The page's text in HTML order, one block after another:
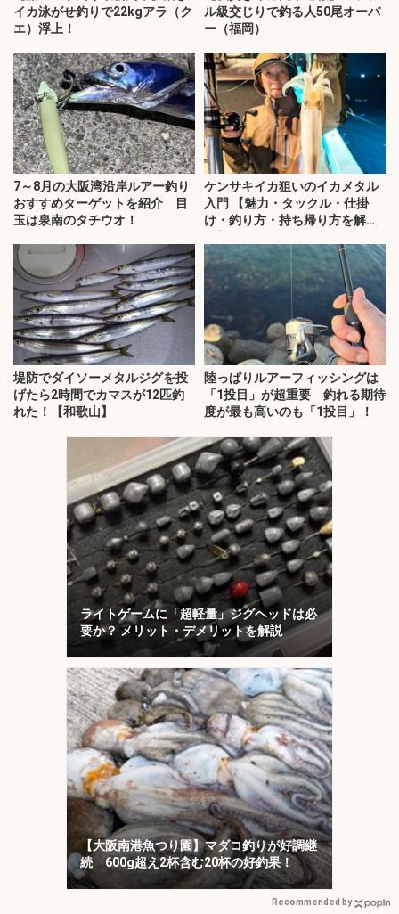
イカ泳がせ釣りで22kgアラ（ク
エ）浮上！
ル級交じりで釣る人50尾オーバ
ー（福岡）
7～8月の大阪湾沿岸ルアー釣り
おすすめターゲットを紹介 目
玉は泉南のタチウオ！
ケンサキイカ狙いのイカメタル
入門 【魅力・タックル・仕掛
け・釣り方・持ち帰り方を解
堤防でダイソーメタルジグを投
げたら2時間でカマスが12匹釣
れた！【和歌山】
陸っぱりルアーフィッシングは
「1投目」が超重要 釣れる期待
度が最も高いのも「1投目」！
ライトゲームに「超軽量」ジグヘッドは必
要か？ メリット・デメリットを解説
【大阪南港魚つり園】マダコ釣りが好調継
続 600g超え2杯含む20杯の好釣果！
Recommended by